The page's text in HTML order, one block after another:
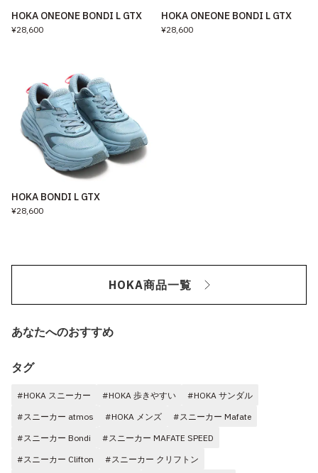
HOKA ONEONE BONDI L GTX
¥28,600
HOKA ONEONE BONDI L GTX
¥28,600
HOKA BONDI L GTX
¥28,600
HOKA商品一覧
あなたへのおすすめ
タグ
#HOKA スニーカー #HOKA 歩きやすい
#HOKA サンダル
#スニーカー atmos
#HOKA メンズ
#スニーカー Mafate
#スニーカー Bondi
#スニーカー MAFATE SPEED
#スニーカー Clifton
#スニーカー クリフトン